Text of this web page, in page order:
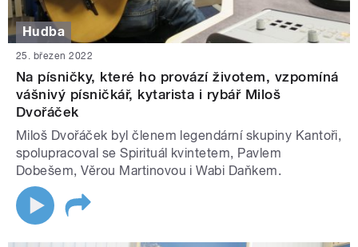
Hudba
25. březen 2022
Na písničky, které ho provází životem, vzpomíná
vášnivý písničkář, kytarista i rybář Miloš
Dvořáček
Miloš Dvořáček byl členem legendární skupiny Kantoři,
spolupracoval se Spirituál kvintetem, Pavlem
Dobešem, Věrou Martinovou i Wabi Daňkem.